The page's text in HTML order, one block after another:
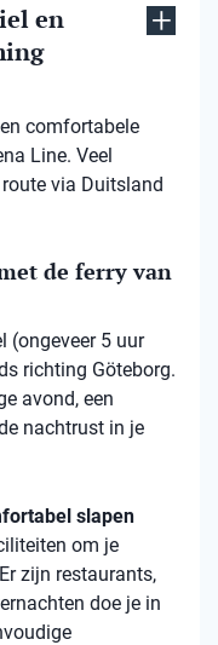
en
comfortabele
Line. Veel
via Duitsland
de ferry van
(ongeveer 5 uur
richting Göteborg.
avond, een
nachtrust in je
slapen
om je
zijn restaurants,
doe je in